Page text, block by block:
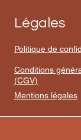
Légales
Politique de
Conditions
(CGV)
Mentions légales